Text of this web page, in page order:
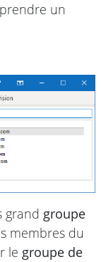
un
grand groupe
membres du
le groupe de